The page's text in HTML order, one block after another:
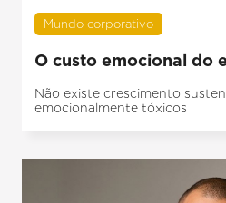
Mundo corporativo
O custo emocional do
Não existe crescimento
emocionalmente tóxicos